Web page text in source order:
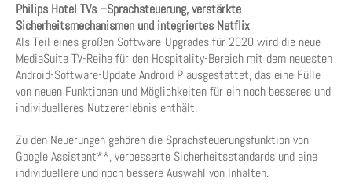
Philips Hotel TVs –Sprachsteuerung, verstärkte
Sicherheitsmechanismen und integriertes Netflix
Als Teil eines großen Software-Upgrades für 2020 wird die neue
MediaSuite TV-Reihe für den Hospitality-Bereich mit dem neuesten
Android-Software-Update Android P ausgestattet, das eine Fülle
von neuen Funktionen und Möglichkeiten für ein noch besseres und
individuelleres Nutzererlebnis enthält.
Zu den Neuerungen gehören die Sprachsteuerungsfunktion von
Google Assistant**, verbesserte Sicherheitsstandards und eine
individuellere und noch bessere Auswahl von Inhalten.